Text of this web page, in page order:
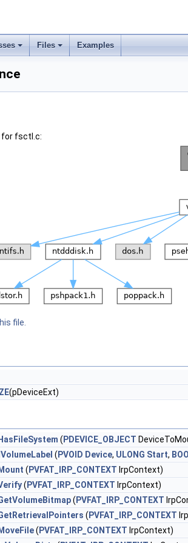
Files Examples
for fsctl.c:
file.
(pDeviceExt)
( PDEVICE_OBJECT
( PVOID Device, ULONG Start,
( PVFAT_IRP_CONTEXT IrpContext)
( PVFAT_IRP_CONTEXT IrpContext)
( PVFAT_IRP_CONTEXT
( PVFAT_IRP_CONTEXT
( PVFAT_IRP_CONTEXT IrpContext)